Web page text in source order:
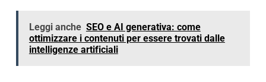
Leggi anche SEO e AI generativa: come
ottimizzare i contenuti per essere trovati dalle
intelligenze artificiali